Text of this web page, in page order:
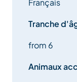
Français
Tranche
from 6
Animaux